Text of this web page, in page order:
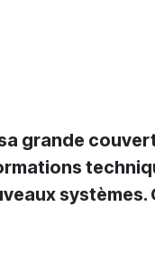
grande
systèmes.